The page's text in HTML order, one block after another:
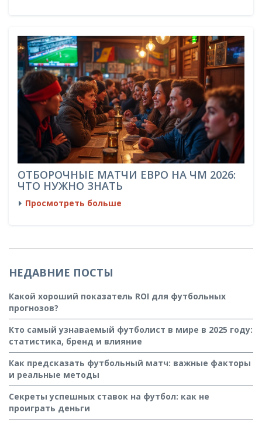
ОТБОРОЧНЫЕ МАТЧИ ЕВРО НА ЧМ 2026:
ЧТО НУЖНО ЗНАТЬ
Просмотреть больше
НЕДАВНИЕ ПОСТЫ
Какой хороший показатель ROI для футбольных
прогнозов?
Кто самый узнаваемый футболист в мире в 2025 году:
статистика, бренд и влияние
Как предсказать футбольный матч: важные факторы
и реальные методы
Секреты успешных ставок на футбол: как не
проиграть деньги